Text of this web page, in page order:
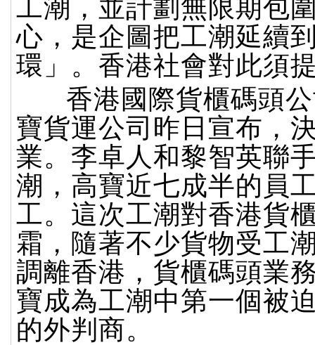
工潮，並計劃無限期包
心，是企圖把工潮延續
環」。香港社會對此須
香港國際貨櫃碼頭
寶貨運公司昨日宣布，
業。李卓人和黎智英聯
潮，高寶近七成半的員
工。這次工潮對香港貨
霜，隨著不少貨物受工
調離香港，貨櫃碼頭業
寶成為工潮中第一個被
的外判商。